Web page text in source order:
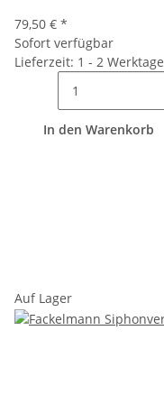
79,50 € *
Sofort verfügbar
Lieferzeit: 1 - 2 Werktage
In den Warenkorb
Auf Lager